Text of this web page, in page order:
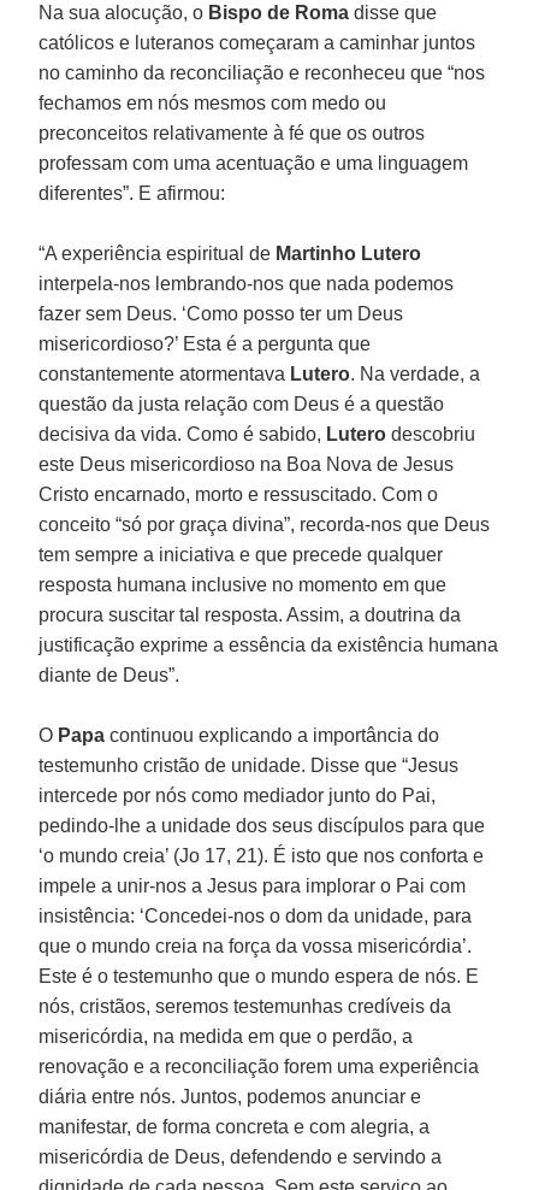
Na sua alocução, o Bispo de Roma disse que
católicos e luteranos começaram a caminhar juntos
no caminho da reconciliação e reconheceu que “nos
fechamos em nós mesmos com medo ou
preconceitos relativamente à fé que os outros
professam com uma acentuação e uma linguagem
diferentes”. E afirmou:
“A experiência espiritual de Martinho Lutero
interpela-nos lembrando-nos que nada podemos
fazer sem Deus. ‘Como posso ter um Deus
misericordioso?’ Esta é a pergunta que
constantemente atormentava Lutero. Na verdade, a
questão da justa relação com Deus é a questão
decisiva da vida. Como é sabido, Lutero descobriu
este Deus misericordioso na Boa Nova de Jesus
Cristo encarnado, morto e ressuscitado. Com o
conceito “só por graça divina”, recorda-nos que Deus
tem sempre a iniciativa e que precede qualquer
resposta humana inclusive no momento em que
procura suscitar tal resposta. Assim, a doutrina da
justificação exprime a essência da existência humana
diante de Deus”.
O Papa continuou explicando a importância do
testemunho cristão de unidade. Disse que “Jesus
intercede por nós como mediador junto do Pai,
pedindo-lhe a unidade dos seus discípulos para que
‘o mundo creia’ (Jo 17, 21). É isto que nos conforta e
impele a unir-nos a Jesus para implorar o Pai com
insistência: ‘Concedei-nos o dom da unidade, para
que o mundo creia na força da vossa misericórdia’.
Este é o testemunho que o mundo espera de nós. E
nós, cristãos, seremos testemunhas credíveis da
misericórdia, na medida em que o perdão, a
renovação e a reconciliação forem uma experiência
diária entre nós. Juntos, podemos anunciar e
manifestar, de forma concreta e com alegria, a
misericórdia de Deus, defendendo e servindo a